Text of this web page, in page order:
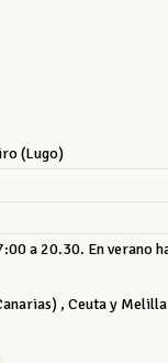
(Lugo)
a 20.30. En verano
, Ceuta y